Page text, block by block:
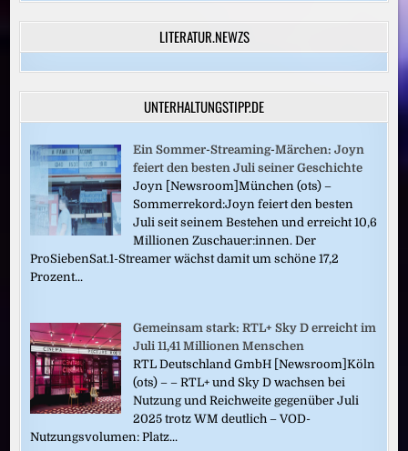
LITERATUR.NEWZS
UNTERHALTUNGSTIPP.DE
Ein Sommer-Streaming-Märchen: Joyn
feiert den besten Juli seiner Geschichte
Joyn [Newsroom]München (ots) –
Sommerrekord:Joyn feiert den besten
Juli seit seinem Bestehen und erreicht 10,6
Millionen Zuschauer:innen. Der
ProSiebenSat.1-Streamer wächst damit um schöne 17,2
Prozent...
Gemeinsam stark: RTL+ Sky D erreicht im
Juli 11,41 Millionen Menschen
RTL Deutschland GmbH [Newsroom]Köln
(ots) – – RTL+ und Sky D wachsen bei
Nutzung und Reichweite gegenüber Juli
2025 trotz WM deutlich – VOD-
Nutzungsvolumen: Platz...